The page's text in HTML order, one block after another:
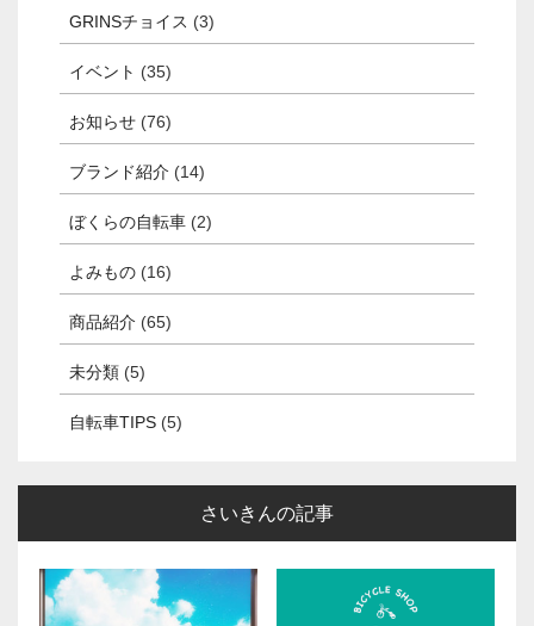
GRINSチョイス (3)
イベント (35)
お知らせ (76)
ブランド紹介 (14)
ぼくらの自転車 (2)
よみもの (16)
商品紹介 (65)
未分類 (5)
自転車TIPS (5)
さいきんの記事